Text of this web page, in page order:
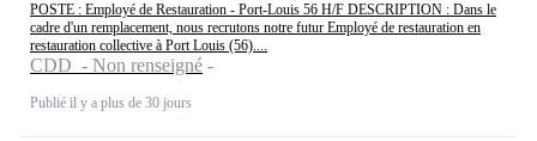
POSTE : Employé de Restauration - Port-Louis 56 H/F DESCRIPTION : Dans le
cadre d'un remplacement, nous recrutons notre futur Employé de restauration en
restauration collective à Port Louis (56)....
CDD - Non renseigné
Publié il y a plus de 30 jours